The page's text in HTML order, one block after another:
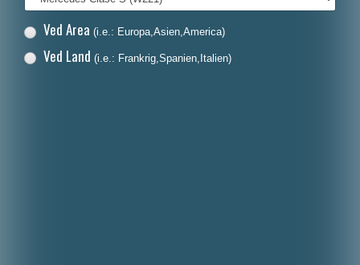
Nederlands
Ved Area (i.e.: Europa,Asien,America)
Ved Land (i.e.: Frankrig,Spanien,Italien)